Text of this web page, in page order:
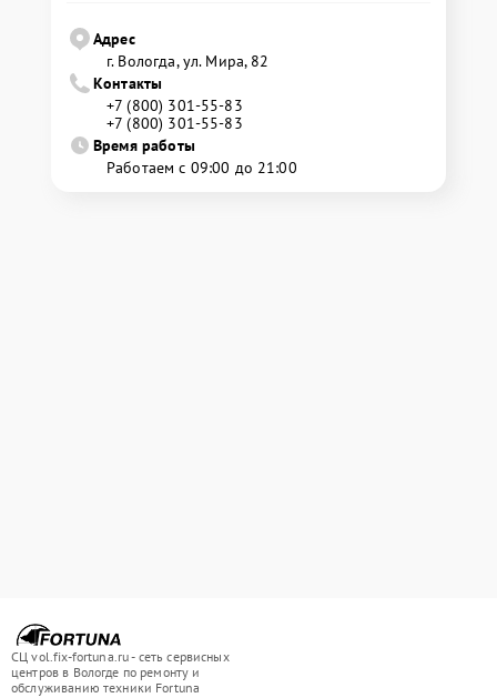
Адрес
г. Вологда, ул. Мира, 82
Контакты
+7 (800) 301-55-83
+7 (800) 301-55-83
Время работы
Работаем с 09:00 до 21:00
СЦ vol.fix-fortuna.ru - сеть сервисных
центров в Вологде по ремонту и
обслуживанию техники Fortuna